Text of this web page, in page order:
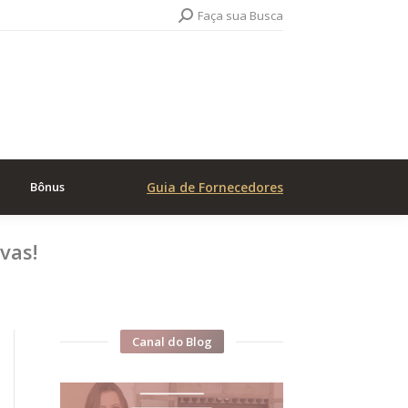
Search:Faça sua Busca
Bônus Guia de Fornecedores
Canal do Blog